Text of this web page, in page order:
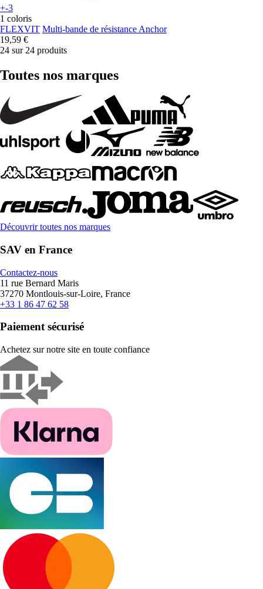
+-3
1 coloris
FLEXVIT Multi-bande de résistance Anchor
19,59 €
24 sur 24 produits
Toutes nos marques
Découvrir toutes nos marques
SAV en France
Contactez-nous
11 rue Bernard Maris
37270 Montlouis-sur-Loire, France
+33 1 86 47 62 58
Paiement sécurisé
Achetez sur notre site en toute confiance